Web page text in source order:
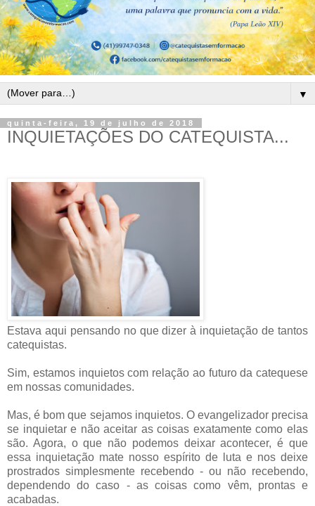
▼
quinta-feira, 19 de julho de 2018
INQUIETAÇÕES DO CATEQUISTA...
Estava aqui pensando no que dizer à inquietação de tantos
catequistas.
Sim, estamos inquietos com relação ao futuro da catequese
em nossas comunidades.
Mas, é bom que sejamos inquietos. O evangelizador precisa
se inquietar e não aceitar as coisas exatamente como elas
são. Agora, o que não podemos deixar acontecer, é que
essa inquietação mate nosso espírito de luta e nos deixe
prostrados simplesmente recebendo - ou não recebendo,
dependendo do caso - as coisas como vêm, prontas e
acabadas.